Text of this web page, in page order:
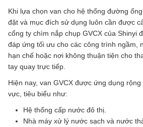
Khi lựa chọn van cho hệ thống đường
đặt và mục đích sử dụng luôn cần được
cổng ty chìm nắp chụp GVCX của Shinyi
đáp ứng tối ưu cho các công trình ngầm,
hạn chế hoặc nơi không thuận tiện cho
tay quay trực tiếp.
Hiện nay, van GVCX được ứng dụng
vực, tiêu biểu như:
Hệ thống cấp nước đô thị.
Nhà máy xử lý nước sạch và nước